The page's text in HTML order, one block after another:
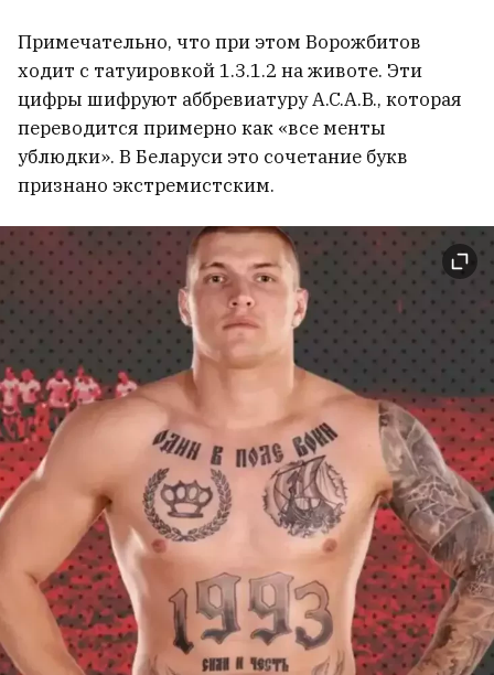
Примечательно, что при этом Ворожбитов
ходит с татуировкой 1.3.1.2 на животе. Эти
цифры шифруют аббревиатуру A.C.A.B., которая
переводится примерно как «все менты
ублюдки». В Беларуси это сочетание букв
признано экстремистским.